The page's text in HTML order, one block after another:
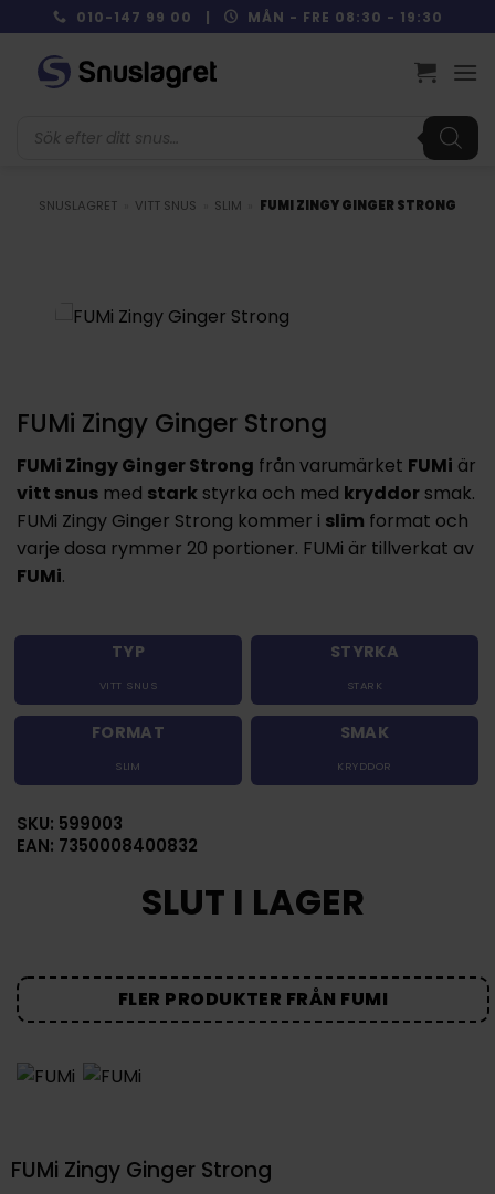
to
content
010-147 99 00 | MÅN - FRE 08:30 - 19:30
SNUSLAGRET VITT SNUS SLIM FUMI ZINGY GINGER STRONG
FUMi Zingy Ginger Strong
FUMi Zingy Ginger Strong från varumärket FUMi är
vitt snus med stark styrka och med kryddor smak.
FUMi Zingy Ginger Strong kommer i slim format och
varje dosa rymmer 20 portioner. FUMi är tillverkat av
FUMi.
TYP
VITT SNUS
STYRKA
STARK
FORMAT
SLIM
SMAK
KRYDDOR
SKU: 599003
EAN: 7350008400832
SLUT I LAGER
FLER PRODUKTER FRÅN FUMI
FUMi Zingy Ginger Strong